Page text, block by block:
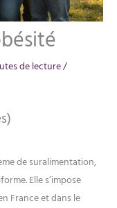
de lecture/
de suralimentation,
Elle s’impose
France et dans le